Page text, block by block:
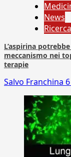
News
Ricerca
L’aspirina
meccanismo nei
terapie
Salvo Franchina